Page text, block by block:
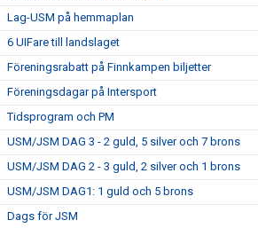
Lag-USM på hemmaplan
6 UIFare till landslaget
Föreningsrabatt på Finnkampen biljetter
Föreningsdagar på Intersport
Tidsprogram och PM
USM/JSM DAG 3 - 2 guld, 5 silver och 7 brons
USM/JSM DAG 2 - 3 guld, 2 silver och 1 brons
USM/JSM DAG1: 1 guld och 5 brons
Dags för JSM